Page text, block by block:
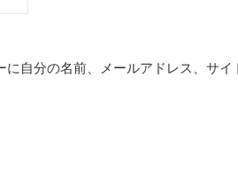
自分の名前、メールアドレス、サイ